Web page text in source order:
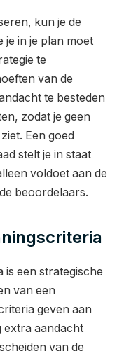
kun je de
je in je plan moet
te
van de
te besteden
zodat je geen
Een goed
stelt je in staat
voldoet aan de
beoordelaars.
een strategische
van een
geven aan
extra aandacht
van de